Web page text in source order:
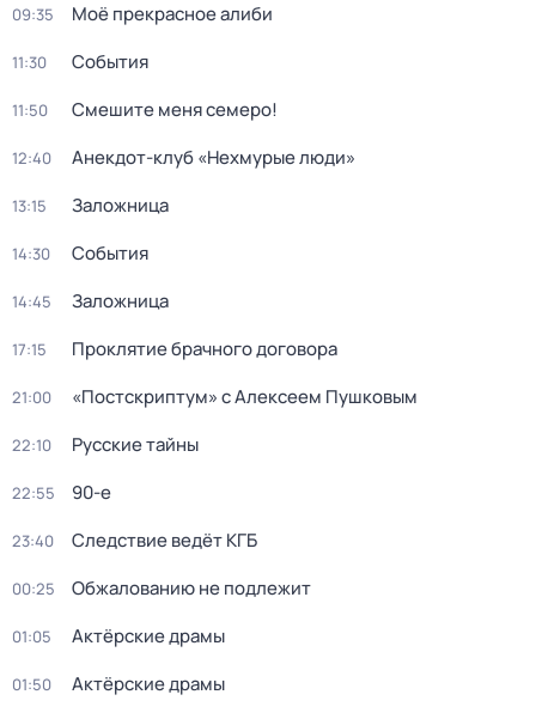
09:35 Моё прекрасное алиби
11:30 События
11:50 Смешите меня семеро!
12:40 Анекдот-клуб «Нехмурые люди»
13:15 Заложница
14:30 События
14:45 Заложница
17:15 Проклятие брачного договора
21:00 «Постскриптум» с Алексеем Пушковым
22:10 Русские тайны
22:55 90-е
23:40 Следствие ведёт КГБ
00:25 Обжалованию не подлежит
01:05 Актёрские драмы
01:50 Актёрские драмы